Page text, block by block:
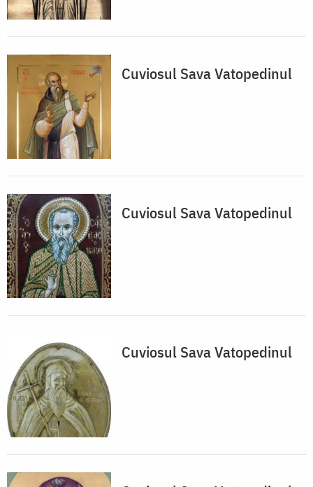
Cuviosul Sava Vatopedinul
Cuviosul Sava Vatopedinul
Cuviosul Sava Vatopedinul